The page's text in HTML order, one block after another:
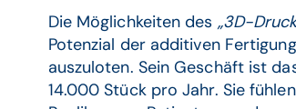
Die Möglichkeiten des „3D-
Potenzial der additiven
auszuloten. Sein Geschäft ist
14.000 Stück pro Jahr. Sie